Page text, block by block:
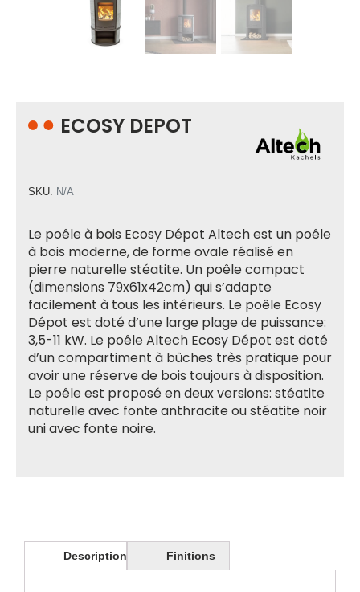
ECOSY DEPOT
SKU: N/A
Le poêle à bois Ecosy Dépot Altech est un poêle
à bois moderne, de forme ovale réalisé en
pierre naturelle stéatite. Un poêle compact
(dimensions 79x61x42cm) qui s’adapte
facilement à tous les intérieurs. Le poêle Ecosy
Dépot est doté d’une large plage de puissance:
3,5-11 kW. Le poêle Altech Ecosy Dépot est doté
d’un compartiment à bûches très pratique pour
avoir une réserve de bois toujours à disposition.
Le poêle est proposé en deux versions: stéatite
naturelle avec fonte anthracite ou stéatite noir
uni avec fonte noire.
Description Finitions